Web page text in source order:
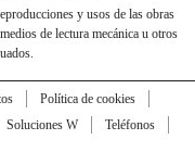
y usos de las obras
de lectura mecánica u otros
Política de cookies
Soluciones W
Teléfonos